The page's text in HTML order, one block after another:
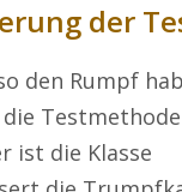
der
den Rumpf
ist die Klasse